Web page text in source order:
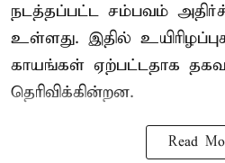
நடத்தப்பட்ட சம்பவம்
உள்ளது. இதில்
காயங்கள் ஏற்பட்டதாக
தெரிவிக்கின்றன.
Read